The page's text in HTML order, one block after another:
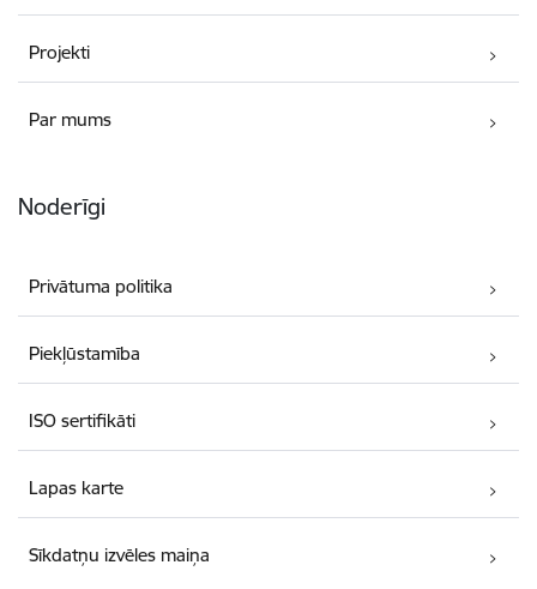
Projekti
Par mums
Noderīgi
Privātuma politika
Piekļūstamība
ISO sertifikāti
Lapas karte
Sīkdatņu izvēles maiņa